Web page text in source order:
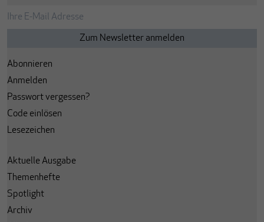
Abonnieren
Anmelden
Passwort vergessen?
Code einlösen
Lesezeichen
Aktuelle Ausgabe
Themenhefte
Spotlight
Archiv